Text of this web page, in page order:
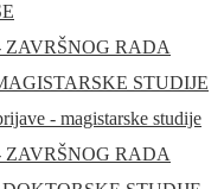
ZAVRŠNOG RADA
STUDIJE
- magistarske studije
ZAVRŠNOG RADA